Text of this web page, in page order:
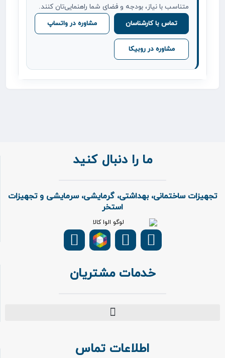
متناسب با نیاز، بودجه و فضای شما راهنمایی‌تان کنند.
تماس با کارشناسان مشاوره در واتساپ
مشاوره در روبیکا
ما را دنبال کنید
تجهیزات ساختمانی، بهداشتی، گرمایشی، سرمایشی و تجهیزات
استخر
خدمات مشتریان
اطلاعات تماس